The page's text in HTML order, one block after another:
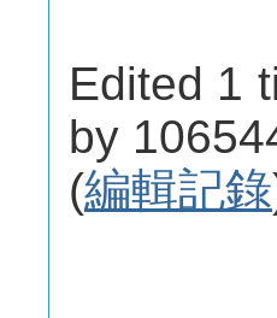
Edited 1
by
(編輯記錄